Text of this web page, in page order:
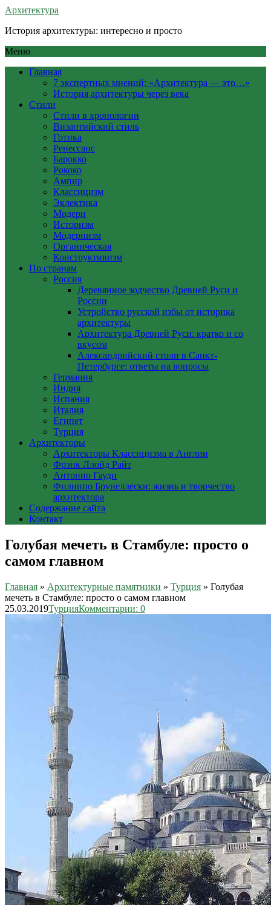
Архитектура
История архитектуры: интересно и просто
Меню
Главная
7 экспертных мнений: «Архитектура — это…»
История архитектуры через века
Стили
Стили в хронологии
Византийский стиль
Готика
Ренессанс
Барокко
Рококо
Ампир
Классицизм
Эклектика
Модерн
Историзм
Модернизм
Органическая
Конструктивизм
По странам
Россия
Деревянное зодчество Древней Руси и
России
Устройство русской избы от историка
архитектуры
Архитектура Древней Руси: кратко и со
вкусом
Александрийский столп в Санкт-
Петербурге: ответы на вопросы
Германия
Индия
Испания
Италия
Египет
Турция
Архитекторы
Архитекторы Классицизма в Англии
Фрэнк Ллойд Райт
Антонио Гауди
Филиппо Брунеллески: жизнь и творчество
архитектора
Содержание сайта
Контакт
Голубая мечеть в Стамбуле: просто о
самом главном
Главная » Архитектурные памятники » Турция » Голубая
мечеть в Стамбуле: просто о самом главном
25.03.2019ТурцияКомментарии: 0